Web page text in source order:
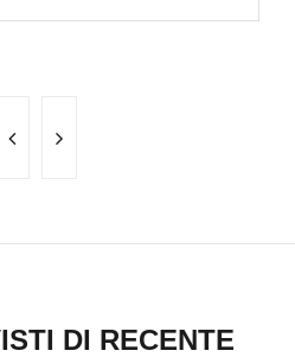
DI RECENTE